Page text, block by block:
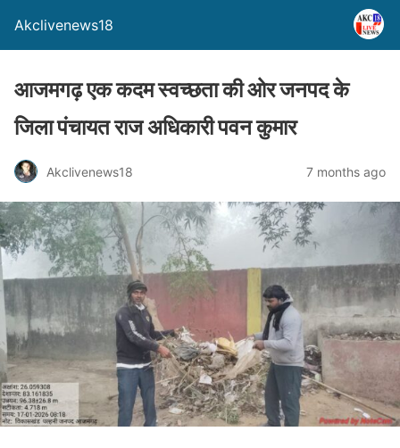
Akclivenews18
आजमगढ़ एक कदम स्वच्छता की ओर जनपद के
जिला पंचायत राज अधिकारी पवन कुमार
Akclivenews18 7 months ago